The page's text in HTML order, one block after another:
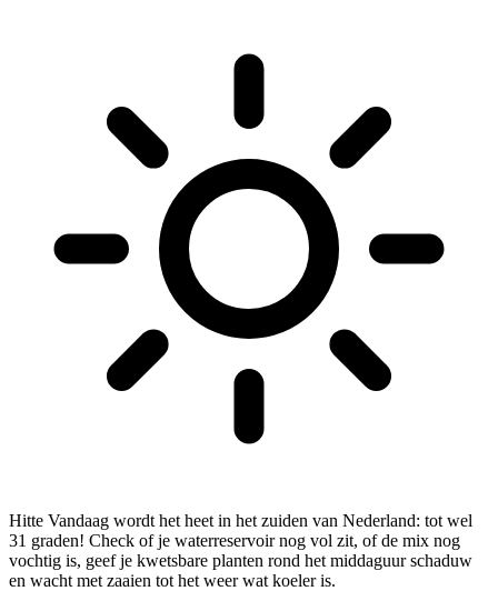
Hitte Vandaag wordt het heet in het zuiden van Nederland: tot wel
31 graden! Check of je waterreservoir nog vol zit, of de mix nog
vochtig is, geef je kwetsbare planten rond het middaguur schaduw
en wacht met zaaien tot het weer wat koeler is.